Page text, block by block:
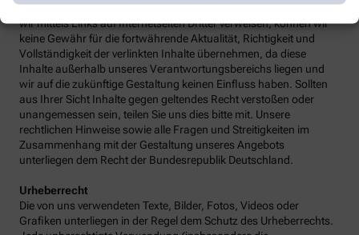
der gebotenen Sorgfalt und nach bestem Wissen erstellt. Soweit
wir mittels Links auf Internetseiten Dritter verweisen, können wir
keine Gewähr für die fortwährende Aktualität, Richtigkeit und
Vollständigkeit der verlinkten Inhalte übernehmen, da diese
Inhalte außerhalb unseres Verantwortungsbereichs liegen und
wir auf die zukünftige Gestaltung keinen Einfluss haben. Sollten
aus Ihrer Sicht Inhalte gegen geltendes Recht verstoßen oder
unangemessen sein, teilen Sie uns dies bitte mit. Unsere
rechtlichen Hinweise sowie alle Fragen und Streitigkeiten im
Zusammenhang mit der Gestaltung unseres Angebots
unterliegen dem Recht der Bundesrepublik Deutschland.
Urheberrecht
Die von uns verwendeten Texte, Bilder, Fotos, Videos oder
Grafiken unterliegen in der Regel dem Schutz des Urheberrechts.